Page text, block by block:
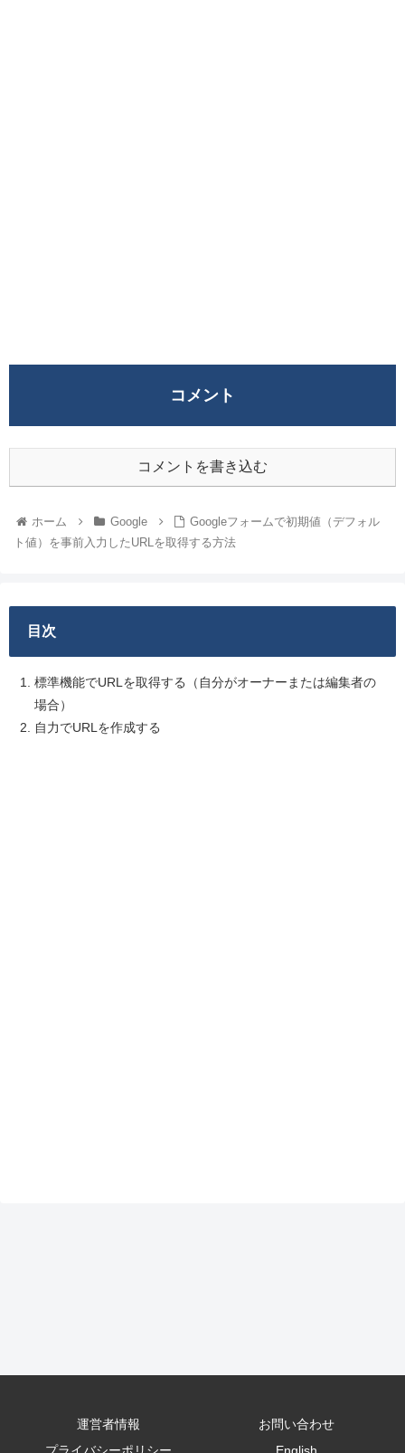
コメント
コメントを書き込む
ホーム Google
Googleフォームで初期値（デフォル
ト値）を事前入力したURLを取得する方法
目次
標準機能でURLを取得する（自分がオーナーまたは編集者の
場合）
自力でURLを作成する
運営者情報
お問い合わせ
プライバシーポリシー
English